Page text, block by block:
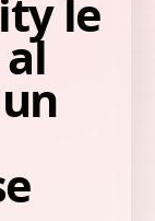
le